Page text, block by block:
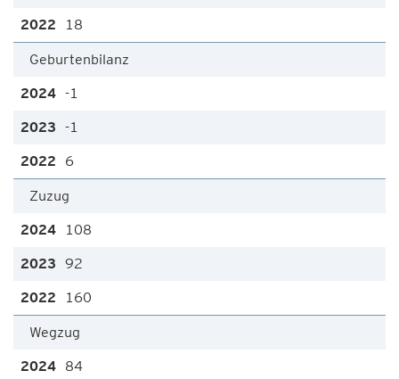
18
Geburtenbilanz
-1
-1
6
Zuzug
108
92
160
Wegzug
84